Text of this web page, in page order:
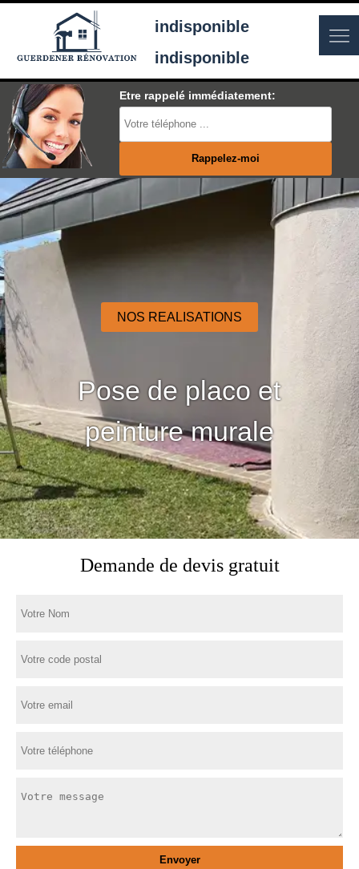
indisponible
indisponible
Etre rappelé immédiatement:
NOS REALISATIONS
Pose de placo et
peinture murale
Demande de devis gratuit